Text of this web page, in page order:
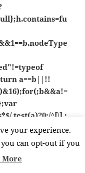
a==b||!!
.test(a)?0:/^[\],:
\\
]?
your experience.
can opt-out if you
More